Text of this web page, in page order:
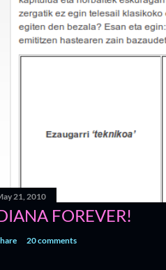
21, 2010
FOREVER!
20 comments